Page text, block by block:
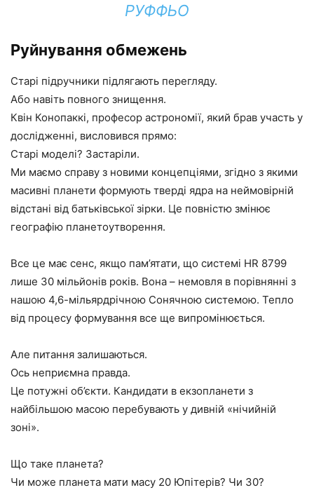
РУФФЬО
Руйнування обмежень
Старі підручники підлягають перегляду.
Або навіть повного знищення.
Квін Конопаккі, професор астрономії, який брав участь у
дослідженні, висловився прямо:
Старі моделі? Застаріли.
Ми маємо справу з новими концепціями, згідно з якими
масивні планети формують тверді ядра на неймовірній
відстані від батьківської зірки. Це повністю змінює
географію планетоутворення.
Все це має сенс, якщо пам’ятати, що системі HR 8799
лише 30 мільйонів років. Вона – немовля в порівнянні з
нашою 4,6-мільярдрічною Сонячною системою. Тепло
від процесу формування все ще випромінюється.
Але питання залишаються.
Ось неприємна правда.
Це потужні об’єкти. Кандидати в екзопланети з
найбільшою масою перебувають у дивній «нічийній
зоні».
Що таке планета?
Чи може планета мати масу 20 Юпітерів? Чи 30?